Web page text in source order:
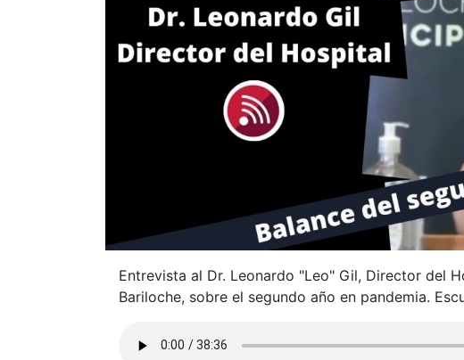
Entrevista al Dr. Leonardo "Leo" Gil, Director del
Bariloche, sobre el segundo año en pandemia.